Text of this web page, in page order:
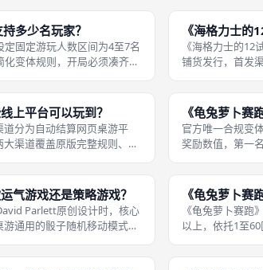
，
会占用整块休闲
休闲场景；对局
多少名玩家？
定固定游玩人数区间为4至7名
变体规则，开局必须凑齐至
勇气指示物、赫拉登场触发
《海格力士的
《海格力士的
铺货发行，首发
2022至2023年陆
国内无官方代理
上平台可以玩到？
道分为自动结算网页桌游平
渠道覆盖原版完整规则、双
借助浏览器、电脑客户端访
源规划、
《龟兔萝卜赛
官方唯一合规变
奖励数值，第一
局名次资源差距
官方规则书完整
气游戏还是策略游戏？
Parlett原创设计时，核心
通用的骰子随机移动模式，
、格子抢占全部由玩家自主
《龟兔萝卜赛
《龟兔萝卜赛跑
以上，依托1至
存在对抗互坑、